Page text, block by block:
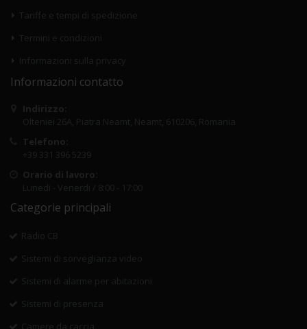
Tariffe e tempi di spedizione
Termini e condizioni
Informazioni sulla privacy
Informazioni contatto
Indirizzo:
Olteniei 26A, Piatra Neamt, Neamt, 610206, Romania
Telefono:
+39 331 396 5239
Orario di lavoro:
Lunedi - Venerdi / 8:00 - 17:00
Categorie principali
Radio CB
Sistemi di sorveglianza video
Sistemi di alarme per abitazioni
Sistemi di presenza
Camere da caccia